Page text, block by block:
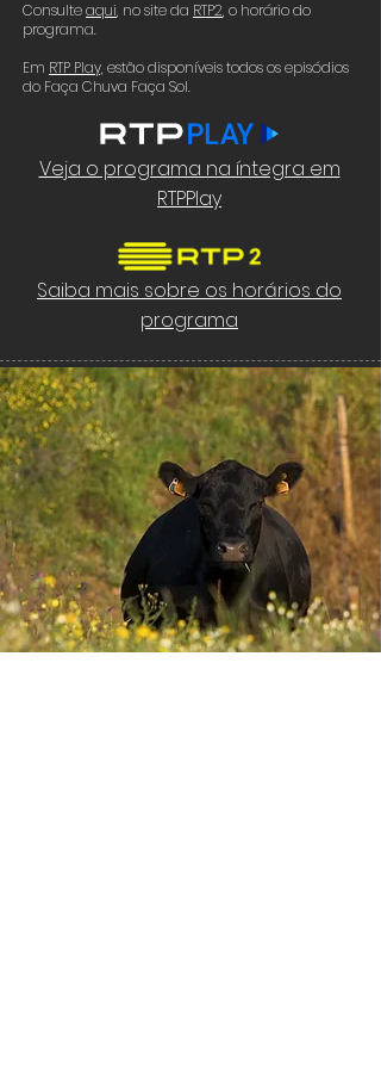
Consulteaqui, no site da RTP2, o horário do
programa.
Em RTP Play, estão disponíveis todos os episódios
do Faça Chuva Faça Sol.
Veja o programa na íntegra em
RTPPlay
Saiba mais sobre os horários do
programa